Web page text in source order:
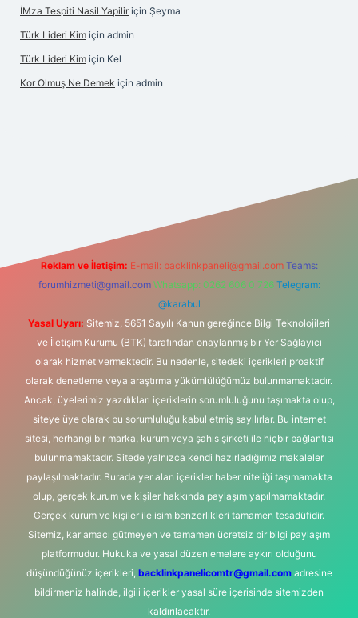
İMza Tespiti Nasil Yapilir için Şeyma
Türk Lideri Kim için admin
Türk Lideri Kim için Kel
Kor Olmuş Ne Demek için admin
Reklam ve İletişim: E-mail: backlinkpaneli@gmail.com Teams:
forumhizmeti@gmail.com Whatsapp: 0262 606 0 726 Telegram:
@karabul
Yasal Uyarı: Sitemiz, 5651 Sayılı Kanun gereğince Bilgi Teknolojileri
ve İletişim Kurumu (BTK) tarafından onaylanmış bir Yer Sağlayıcı
olarak hizmet vermektedir. Bu nedenle, sitedeki içerikleri proaktif
olarak denetleme veya araştırma yükümlülüğümüz bulunmamaktadır.
Ancak, üyelerimiz yazdıkları içeriklerin sorumluluğunu taşımakta olup,
siteye üye olarak bu sorumluluğu kabul etmiş sayılırlar. Bu internet
sitesi, herhangi bir marka, kurum veya şahıs şirketi ile hiçbir bağlantısı
bulunmamaktadır. Sitede yalnızca kendi hazırladığımız makaleler
paylaşılmaktadır. Burada yer alan içerikler haber niteliği taşımamakta
olup, gerçek kurum ve kişiler hakkında paylaşım yapılmamaktadır.
Gerçek kurum ve kişiler ile isim benzerlikleri tamamen tesadüfidir.
Sitemiz, kar amacı gütmeyen ve tamamen ücretsiz bir bilgi paylaşım
platformudur. Hukuka ve yasal düzenlemelere aykırı olduğunu
düşündüğünüz içerikleri, backlinkpanelicomtr@gmail.comadresine
bildirmeniz halinde, ilgili içerikler yasal süre içerisinde sitemizden
kaldırılacaktır.